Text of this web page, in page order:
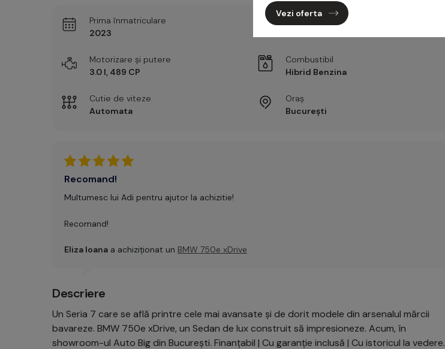
Prima înmatriculare
2023
Motorizare și putere
3.0 l, 489 CP
Combustibil
Hibrid Benzina
Cutie de viteze
Automata
Oraș
București
Recomand!
Multumesc lui Adi pentru ajutor la achizitie!
Recomand!
Eliza Ioana a achiziționat un BMW 750e xDrive
Descriere
Un Seria 7 care se află printre cele mai avansate și de dorit modele din arsenalul mărcii
bavareze. BMW 750e xDrive, un Sedan de lux construit să impresioneze. Acum, în
showroom-ul Auto Big din București. Finanțabil | Cu garanție inclusă | Cu istoricul la vedere.
Vezi oferta